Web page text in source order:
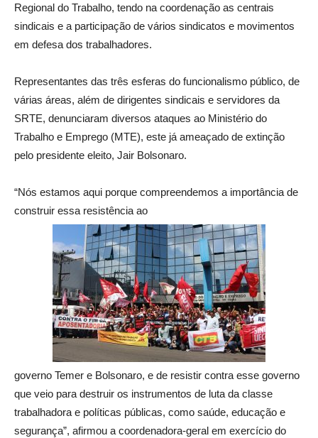
Regional do Trabalho, tendo na coordenação as centrais
sindicais e a participação de vários sindicatos e movimentos
em defesa dos trabalhadores.
Representantes das três esferas do funcionalismo público, de
várias áreas, além de dirigentes sindicais e servidores da
SRTE, denunciaram diversos ataques ao Ministério do
Trabalho e Emprego (MTE), este já ameaçado de extinção
pelo presidente eleito, Jair Bolsonaro.
“Nós estamos aqui porque compreendemos a importância de
construir essa resistência ao
governo Temer e Bolsonaro, e de resistir contra esse governo
que veio para destruir os instrumentos de luta da classe
trabalhadora e políticas públicas, como saúde, educação e
segurança”, afirmou a coordenadora-geral em exercício do